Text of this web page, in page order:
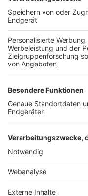
TOP-VEREINE
TOP-PARTNER
Nutzungsbedingungen